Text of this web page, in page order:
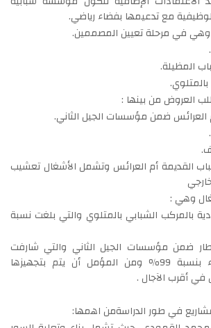
مع تدعيمها بفضاء رياضي.
وهي في مرحلة تعيين المصممين.
المظيلة.
القديمة أم العرائس وتشمل الأشغال تعشيب
وهي :
بالمركب الشبابي بالمتلوي والتي بلغت نسبة
ضمن مؤسسات الجيل الثاني والتي شارفت
أشغالها على الانتهاء بنسبة 99٪ ومن المؤمل أن يتم بتجهيزها
في أقرب الآجال .